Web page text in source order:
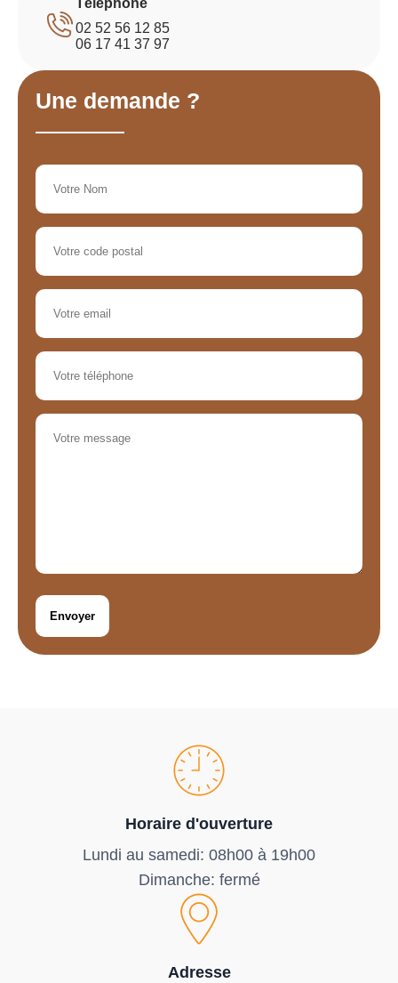
Téléphone
02 52 56 12 85
06 17 41 37 97
Une demande ?
Horaire d'ouverture
Lundi au samedi: 08h00 à 19h00
Dimanche: fermé
Adresse